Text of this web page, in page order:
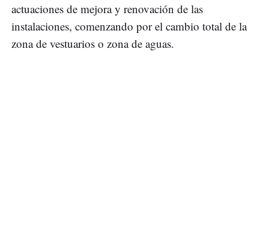
actuaciones de mejora y renovación de las
instalaciones, comenzando por el cambio total de la
zona de vestuarios o zona de aguas.